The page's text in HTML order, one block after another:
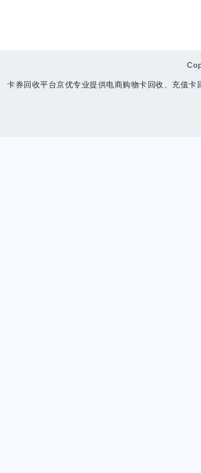
卡券回收平台京优专业提供电商购物卡回收、充值